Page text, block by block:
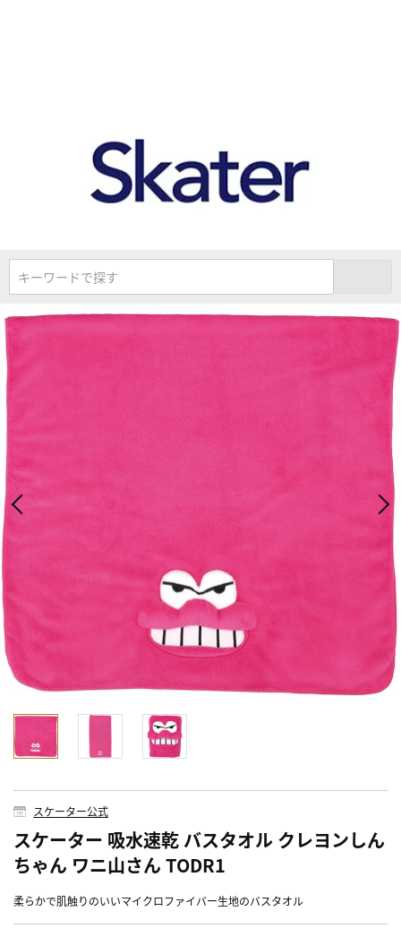
キーワードで探す
スケーター公式
スケーター 吸水速乾 バスタオル クレヨンしん
ちゃん ワニ山さん TODR1
柔らかで肌触りのいいマイクロファイバー生地のバスタオル